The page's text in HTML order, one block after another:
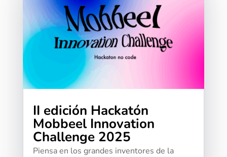
II edición Hackatón
Mobbeel Innovation
Challenge 2025
​​Piensa en los grandes inventores de la